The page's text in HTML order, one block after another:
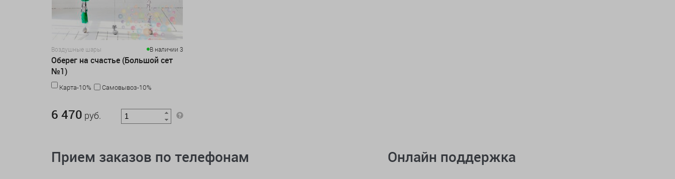
Воздушные шары В наличии 3
Оберег на счастье (Большой сет
№1)
Карта-10%
Самовывоз-10%
6 470 руб.
Прием заказов по телефонам Онлайн поддержка